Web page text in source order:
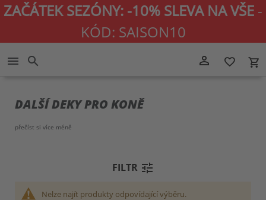
ZAČÁTEK SEZÓNY: -10% SLEVA NA VŠE -
KÓD: SAISON10
person_outline favorite_border local_grocery_store
menu search
DALŠÍ DEKY PRO KONĚ
přečíst si více méně
Nelze najít produkty odpovídající výběru.
FILTR tune